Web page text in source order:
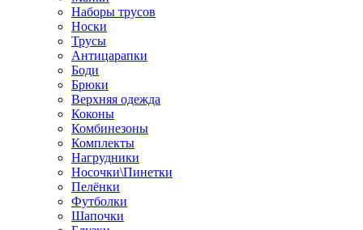
Наборы трусов
Носки
Трусы
Антицарапки
Боди
Брюки
Верхняя одежда
Коконы
Комбинезоны
Комплекты
Нагрудники
Носочки\Пинетки
Пелёнки
Футболки
Шапочки